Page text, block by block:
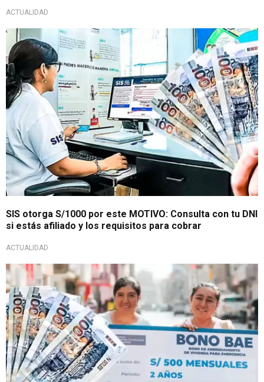
ACTUALIDAD
Beneficio PES
SIS otorga S/1000 por este MOTIVO: Consulta con tu DNI
si estás afiliado y los requisitos para cobrar
ACTUALIDAD
Apoyo económico